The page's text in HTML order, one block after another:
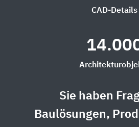
CAD-Details
Sie haben
Baulösungen,